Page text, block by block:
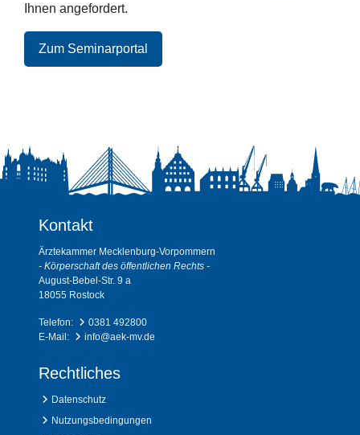
Ihnen angefordert.
Zum Seminarportal
Kontakt
Ärztekammer Mecklenburg-Vorpommern
- Körperschaft des öffentlichen Rechts -
August-Bebel-Str. 9 a
18055 Rostock
Telefon:
0381 492800
E-Mail:
info@aek-mv.de
Rechtliches
Datenschutz
Nutzungsbedingungen